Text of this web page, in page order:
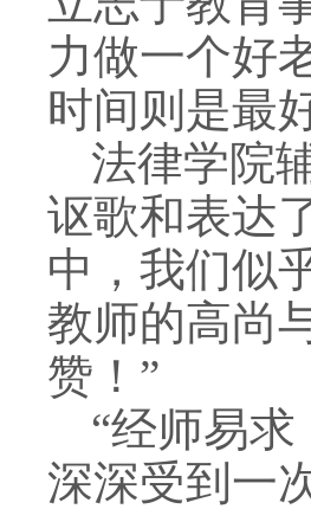
力做一个好
时间则是最
法律学院
讴歌和表达
中，我们似
教师的高尚
赞！”
“经师易
深深受到一